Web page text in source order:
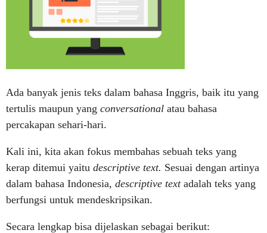
Ada banyak jenis teks dalam bahasa Inggris, baik itu yang
tertulis maupun yang conversational atau bahasa
percakapan sehari-hari.
Kali ini, kita akan fokus membahas sebuah teks yang
kerap ditemui yaitu descriptive text. Sesuai dengan artinya
dalam bahasa Indonesia, descriptive text adalah teks yang
berfungsi untuk mendeskripsikan.
Secara lengkap bisa dijelaskan sebagai berikut: